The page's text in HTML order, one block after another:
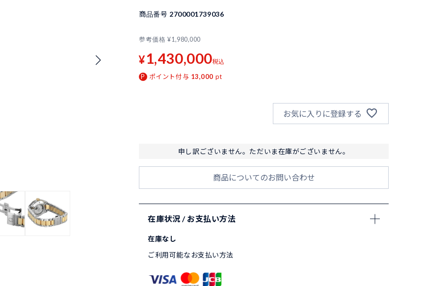
商品番号 2700001739036
参考価格 ¥1,980,000
¥1,430,000税込
ポイント付与 13,000 pt
お気に入りに登録する
申し訳ございません。ただいま在庫がございません。
商品についてのお問い合わせ
在庫状況 / お支払い方法
在庫なし
ご利用可能なお支払い方法